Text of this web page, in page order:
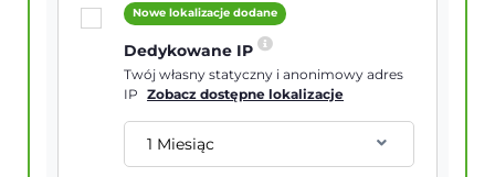
Nowe lokalizacje dodane
Dedykowane IP
Twój własny statyczny i anonimowy adres
IP
Zobacz dostępne lokalizacje
1 Miesiąc